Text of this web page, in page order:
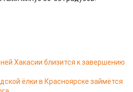
Хакасии близится к завершению
ёлки в Красноярске займётся